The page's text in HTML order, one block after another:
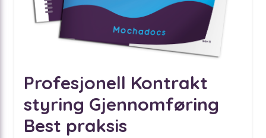
Profesjonell Kontrakt
styring Gjennomføring
Best praksis